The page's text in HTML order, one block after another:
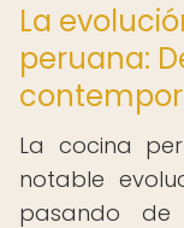
La
peruana:
La cocina
notable
pasando